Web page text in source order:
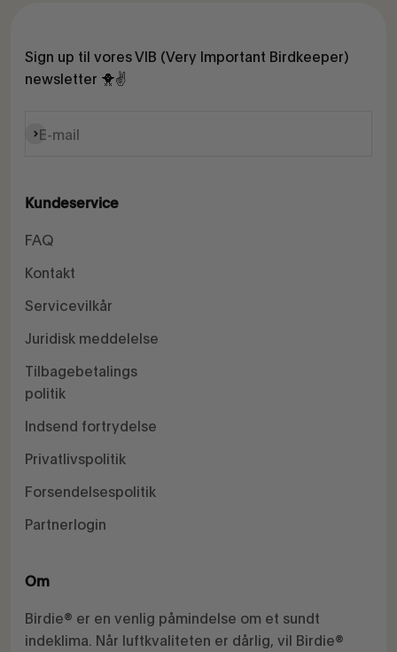
Sign up til vores VIB (Very Important Birdkeeper)
newsletter 🐥✌️
E-mail
Abonnér
Kundeservice
FAQ
Kontakt
Servicevilkår
Juridisk meddelelse
Tilbagebetalings
politik
Indsend fortrydelse
Privatlivspolitik
Forsendelsespolitik
Partnerlogin
Om
Birdie® er en venlig påmindelse om et sundt
indeklima. Når luftkvaliteten er dårlig, vil Birdie®